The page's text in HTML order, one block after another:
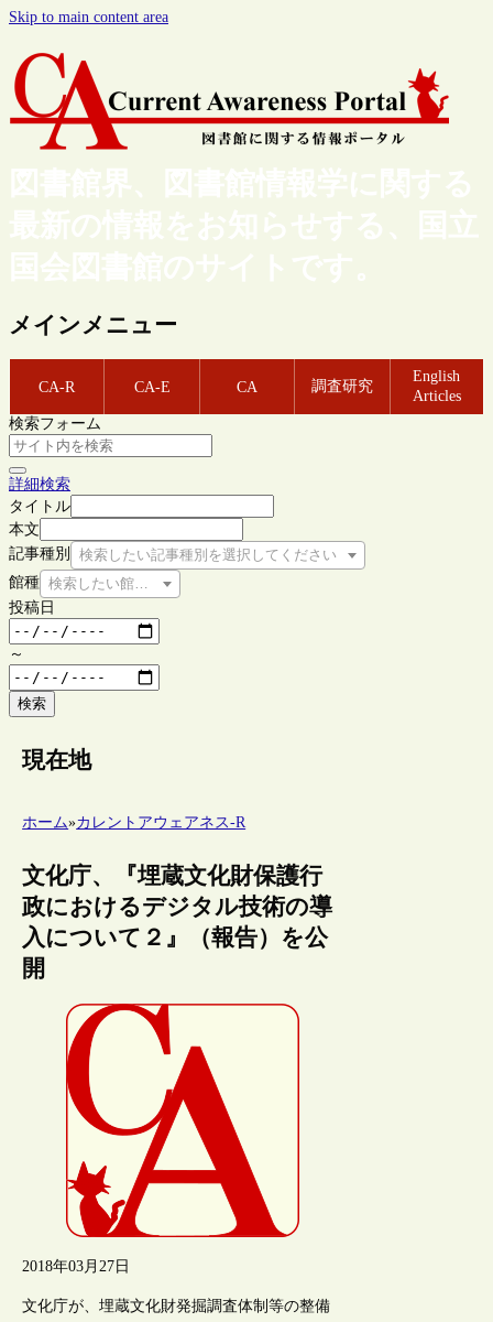
Skip to main content area
図書館界、図書館情報学に関する
最新の情報をお知らせする、国立
国会図書館のサイトです。
メインメニュー
CA-R CA-E CA 調査研究
English
Articles
検索フォーム
詳細検索
タイトル
本文
記事種別
検索したい記事種別を選択してください
館種 検索したい館種を選択してください
投稿日
～
検索
現在地
ホーム»カレントアウェアネス-R
文化庁、『埋蔵文化財保護行
政におけるデジタル技術の導
入について２』（報告）を公
開
2018年03月27日
文化庁が、埋蔵文化財発掘調査体制等の整備